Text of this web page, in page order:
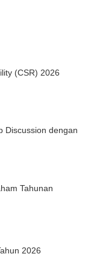
(CSR) 2026
Discussion dengan
Tahunan
2026